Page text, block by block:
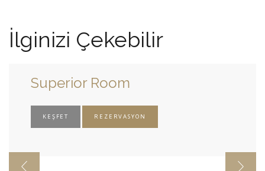
İlginizi Çekebilir
Superior Room
KEŞFET REZERVASYON